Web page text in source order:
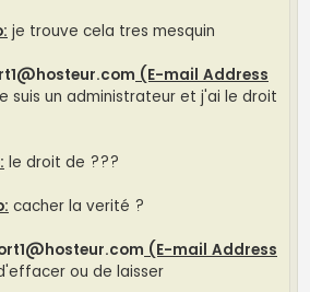
je trouve cela tres mesquin
(E-mail Address
suis un administrateur et j'ai le droit
le droit de ???
cacher la verité ?
(E-mail Address
ou de laisser